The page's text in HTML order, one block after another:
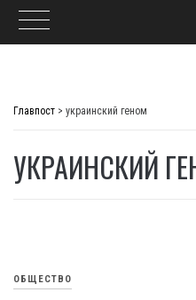
Главпост > украинский геном
УКРАИНСКИЙ
ОБЩЕСТВО